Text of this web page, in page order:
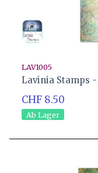
LAV1005
Lavinia Stamps -
CHF 8.50
Ab Lager